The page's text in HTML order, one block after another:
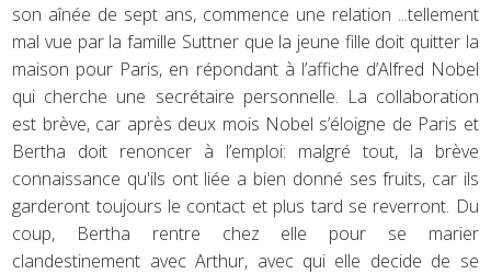
son aînée de sept ans, commence une relation ...tellement
mal vue par la famille Suttner que la jeune fille doit quitter la
maison pour Paris, en répondant à l’affiche d’Alfred Nobel
qui cherche une secrétaire personnelle. La collaboration
est brève, car après deux mois Nobel s’éloigne de Paris et
Bertha doit renoncer à l’emploi: malgré tout, la brève
connaissance qu'ils ont liée a bien donné ses fruits, car ils
garderont toujours le contact et plus tard se reverront. Du
coup, Bertha rentre chez elle pour se marier
clandestinement avec Arthur, avec qui elle decide de se